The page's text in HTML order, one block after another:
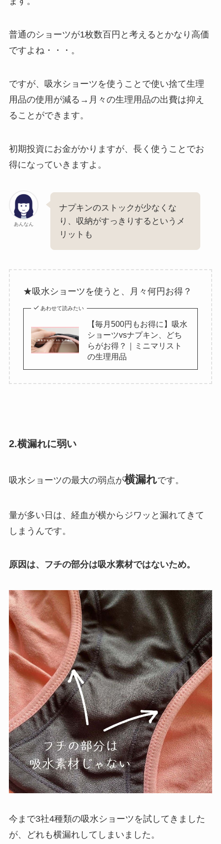
普通のショーツが1枚数百円と考えるとかなり高価
ですよね・・・。
ですが、吸水ショーツを使うことで使い捨て生理
用品の使用が減る→月々の生理用品の出費は抑え
ることができます。
初期投資にお金がかりますが、長く使うことでお
得になっていきますよ。
あんなん
ナプキンのストックが少なくな
り、収納がすっきりするというメ
リットも
★吸水ショーツを使うと、月々何円お得？
あわせて読みたい
【毎月500円もお得に】吸水
ショーツvsナプキン、どち
らがお得？｜ミニマリスト
の生理用品
2.横漏れに弱い
吸水ショーツの最大の弱点が横漏れです。
量が多い日は、経血が横からジワッと漏れてきて
しまうんです。
原因は、フチの部分は吸水素材ではないため。
今まで3社4種類の吸水ショーツを試してきました
が、どれも横漏れしてしまいました。